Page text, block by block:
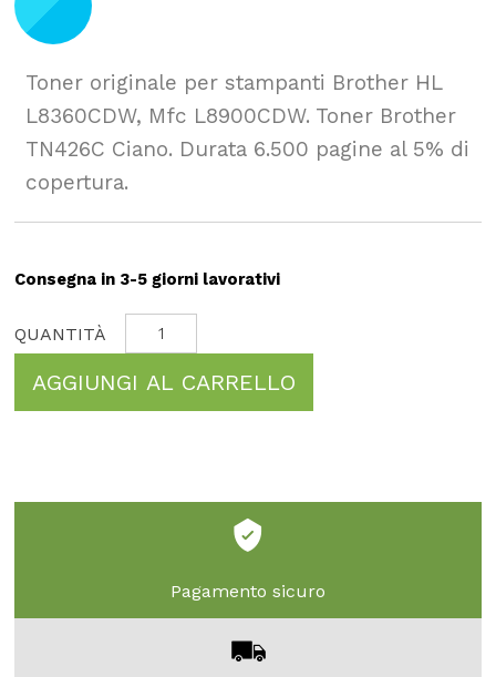
Toner originale per stampanti Brother HL
L8360CDW, Mfc L8900CDW. Toner Brother
TN426C Ciano. Durata 6.500 pagine al 5% di
copertura.
Consegna in 3-5 giorni lavorativi
AGGIUNGI AL CARRELLO
Pagamento sicuro